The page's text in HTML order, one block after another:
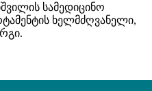
სამედიცინო
ხელმძღვანელი,